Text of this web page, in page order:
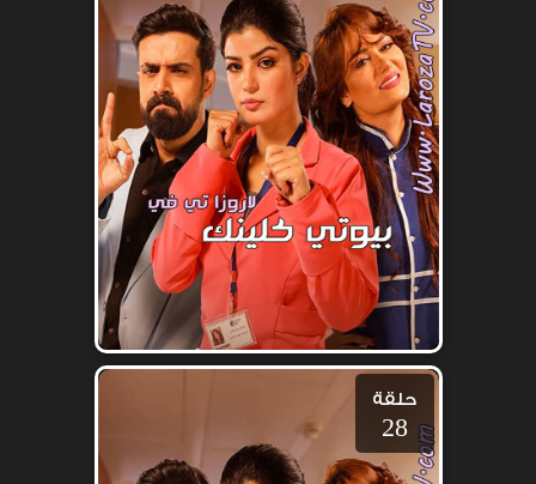
حلقة
28